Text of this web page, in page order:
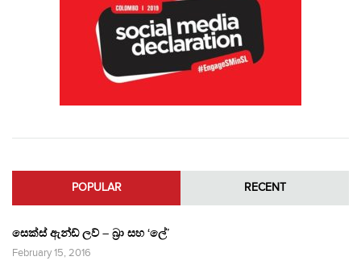
POPULAR RECENT
සෙක්ස් ඇන්ඩ් ලව් – බ්‍රා සහ ‘ලේ’
February 15, 2016